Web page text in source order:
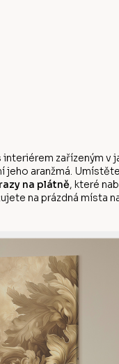
zařízeným v
jeho aranžmá. Umístěte
na plátně, které
na prázdná místa